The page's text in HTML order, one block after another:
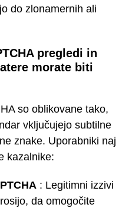
do zlonamernih ali
pregledi in
morate biti
so oblikovane tako,
vključujejo subtilne
znake. Uporabniki naj
kazalnike:
: Legitimni izzivi
da omogočite